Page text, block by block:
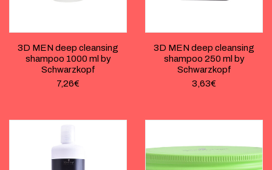
3D MEN deep cleansing
shampoo 1000 ml by
Schwarzkopf
7,26€
3D MEN deep cleansing
shampoo 250 ml by
Schwarzkopf
3,63€